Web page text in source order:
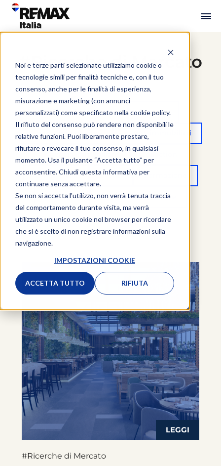
Noi e terze parti selezionate utilizziamo cookie o
tecnologie simili per finalità tecniche e, con il tuo
consenso, anche per le finalità di esperienza,
misurazione e marketing (con annunci
personalizzati) come specificato nella cookie policy.
Il rifiuto del consenso può rendere non disponibili le
relative funzioni. Puoi liberamente prestare,
rifiutare o revocare il tuo consenso, in qualsiasi
momento. Usa il pulsante “Accetta tutto” per
acconsentire. Chiudi questa informativa per
continuare senza accettare.
Se non si accetta l'utilizzo, non verrà tenuta traccia
del comportamento durante visita, ma verrà
utilizzato un unico cookie nel browser per ricordare
che si è scelto di non registrare informazioni sulla
navigazione.
IMPOSTAZIONI COOKIE
ACCETTA TUTTO RIFIUTA
#Ricerche di Mercato
Tutte le categorie Podcast
Agente Immobiliare Agenti immobiliari
Commercial Eventi Formazione
Interviste Mercato immobiliare
#Ricerche di Mercato